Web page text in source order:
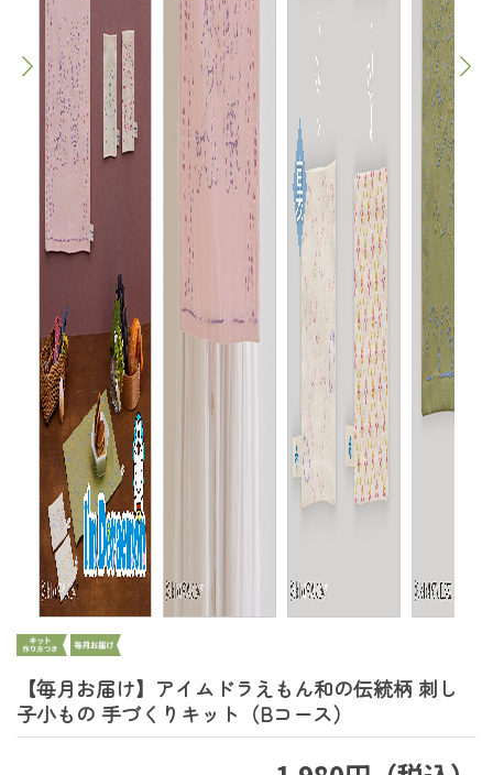
【毎月お届け】アイムドラえもん和の伝統柄 刺し
子小もの 手づくりキット（Bコース）